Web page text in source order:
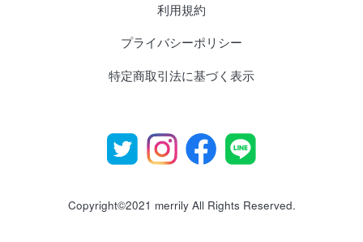
利用規約
プライバシーポリシー
特定商取引法に基づく表示
Copyright©2021 merrily All Rights Reserved.